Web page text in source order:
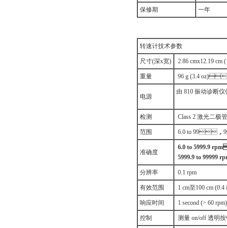
保修期 一年
转速计技术参数
尺寸(深x宽) 2.86 cmx12.19 cm
重量 96 g (3.4 oz)
电源
由 810 振动诊断仪
检测 Class 2 激光二极管
范围 6.0 to 99，
准确度
6.0 to 5999.9
5999.9 to 99999
分辨率 0.1 rpm
有效范围 1 cm至100 cm
响应时间 1 second (> 60 rpm)
控制 测量 on/off 透明